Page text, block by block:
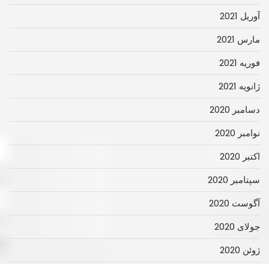
آوریل 2021
مارس 2021
فوریه 2021
ژانویه 2021
دسامبر 2020
نوامبر 2020
اکتبر 2020
سپتامبر 2020
آگوست 2020
جولای 2020
ژوئن 2020